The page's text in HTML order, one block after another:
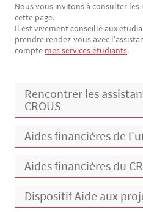
Nous vous invitons à consulter
cette page.
Il est vivement conseillé aux
prendre rendez-vous avec
compte mes services étudiants.
Rencontrer les
CROUS
Aides financières de
Aides financières du
Dispositif Aide aux